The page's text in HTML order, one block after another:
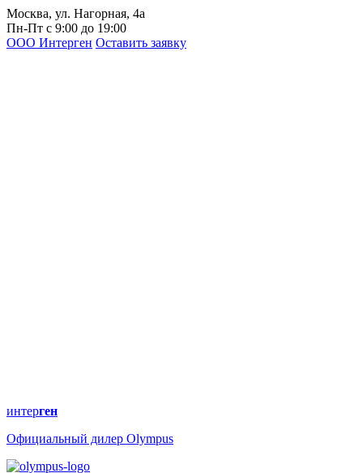
Москва, ул. Нагорная, 4а
Пн-Пт с 9:00 до 19:00
ООО Интерген Оставить заявку
интерген
Официальный дилер Olympus